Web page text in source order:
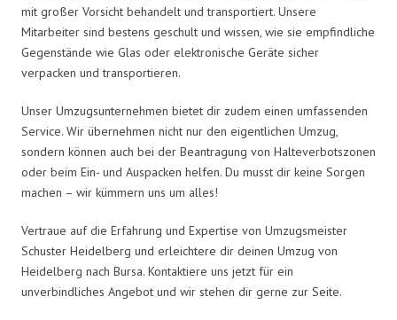
mit großer Vorsicht behandelt und transportiert. Unsere
Mitarbeiter sind bestens geschult und wissen, wie sie empfindliche
Gegenstände wie Glas oder elektronische Geräte sicher
verpacken und transportieren.
Unser Umzugsunternehmen bietet dir zudem einen umfassenden
Service. Wir übernehmen nicht nur den eigentlichen Umzug,
sondern können auch bei der Beantragung von Halteverbotszonen
oder beim Ein- und Auspacken helfen. Du musst dir keine Sorgen
machen – wir kümmern uns um alles!
Vertraue auf die Erfahrung und Expertise von Umzugsmeister
Schuster Heidelberg und erleichtere dir deinen Umzug von
Heidelberg nach Bursa. Kontaktiere uns jetzt für ein
unverbindliches Angebot und wir stehen dir gerne zur Seite.